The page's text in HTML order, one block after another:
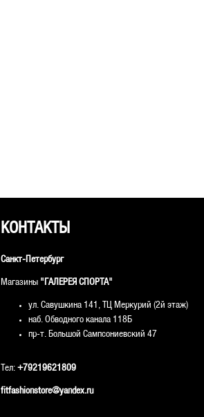
КОНТАКТЫ
Санкт-Петербург
Магазины "ГАЛЕРЕЯ СПОРТА"
ул. Савушкина 141, ТЦ Меркурий (2й этаж)
наб. Обводного канала 118Б
пр-т. Большой Сампсониевский 47
Тел: +79219621809
fitfashionstore@yandex.ru